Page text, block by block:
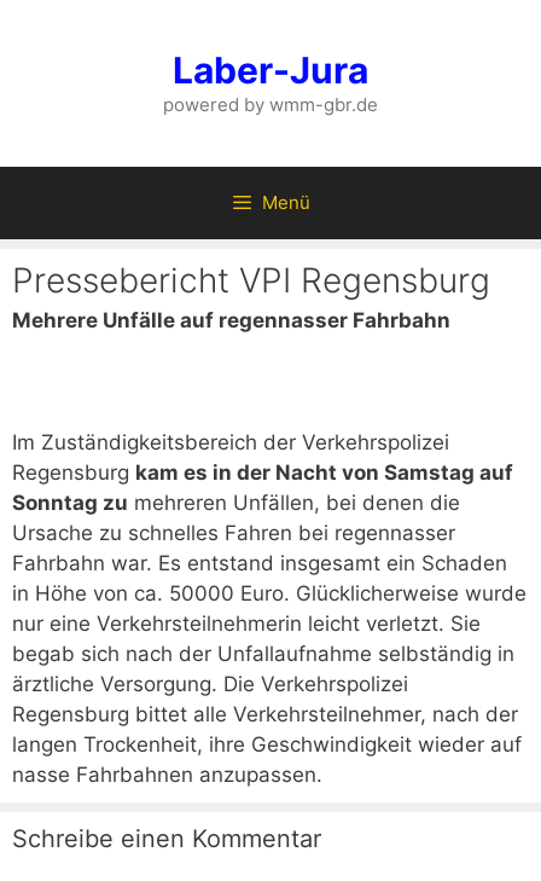
Laber-Jura
powered by wmm-gbr.de
Menü
Pressebericht VPI Regensburg
Mehrere Unfälle auf regennasser Fahrbahn
Im Zuständigkeitsbereich der Verkehrspolizei
Regensburg kam es in der Nacht von Samstag auf
Sonntag zu mehreren Unfällen, bei denen die
Ursache zu schnelles Fahren bei regennasser
Fahrbahn war. Es entstand insgesamt ein Schaden
in Höhe von ca. 50000 Euro. Glücklicherweise wurde
nur eine Verkehrsteilnehmerin leicht verletzt. Sie
begab sich nach der Unfallaufnahme selbständig in
ärztliche Versorgung. Die Verkehrspolizei
Regensburg bittet alle Verkehrsteilnehmer, nach der
langen Trockenheit, ihre Geschwindigkeit wieder auf
nasse Fahrbahnen anzupassen.
Schreibe einen Kommentar